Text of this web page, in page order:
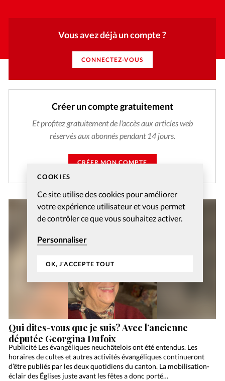
COOKIES
Ce site utilise des cookies pour améliorer
votre expérience utilisateur et vous permet
de contrôler ce que vous souhaitez activer.
Personnaliser
OK, J'ACCEPTE TOUT
Vous avez déjà un compte ?
CONNECTEZ-VOUS
Créer un compte gratuitement
Et profitez gratuitement de l'accès aux articles web
réservés aux abonnés pendant 14 jours.
CRÉER MON COMPTE
Qui dites-vous que je suis? Avec l’ancienne
députée Georgina Dufoix
Publicité Les évangéliques neuchâtelois ont été entendus. Les
horaires de cultes et autres activités évangéliques continueront
d’être publiés par les deux quotidiens du canton. La mobilisation-
éclair des Églises juste avant les fêtes a donc porté…